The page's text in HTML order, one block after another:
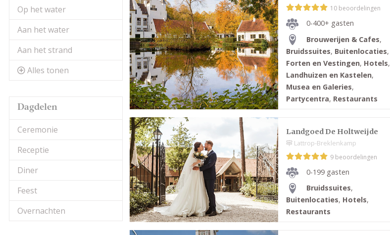
Op het water
Aan het water
Aan het strand
Alles tonen
Dagdelen
Ceremonie
Receptie
Diner
Feest
Overnachten
10 beoordelingen
0-400+ gasten
Brouwerijen & Cafes,
Bruidssuites, Buitenlocaties,
Forten en Vestingen, Hotels,
Landhuizen en Kastelen,
Musea en Galeries,
Partycentra, Restaurants
Landgoed De Holtweijde
Lattrop-Breklenkamp
9 beoordelingen
0-199 gasten
Bruidssuites,
Buitenlocaties, Hotels,
Restaurants